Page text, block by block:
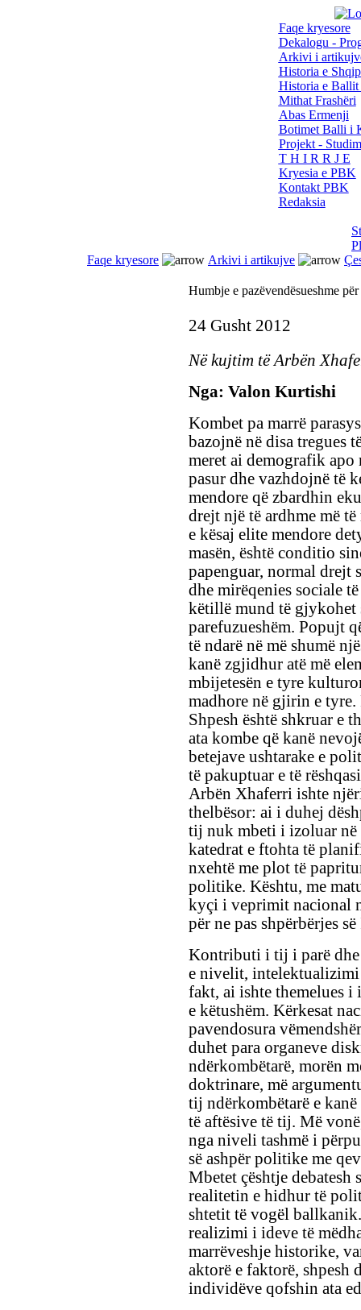
Faqe kryesore
Dekalogu -
Arkivi i
Historia e
Historia e Ballit
Mithat Frashëri
Abas Ermenji
Botimet Balli i
Projekt -
T H I R R J E
Kryesia e PBK
Kontakt PBK
Redaksia
Faqe kryesore
Arkivi i artikujve
Humbje e pazëvendësueshme
24 Gusht 2012
Në kujtim të Arbën
Nga: Valon Kurtishi
Kombet pa marrë
bazojnë në disa tregues
meret ai demografik
pasur dhe vazhdojnë të
mendore që zbardhin
drejt një të ardhme më
e kësaj elite mendore
masën, është conditio
papenguar, normal drejt
dhe mirëqenies sociale
këtillë mund të gjykohet
parefuzueshëm. Popujt
të ndarë në më shumë
kanë zgjidhur atë më
mbijetesën e tyre
madhore në gjirin e tyre.
Shpesh është shkruar e
ata kombe që kanë
betejave ushtarake e
të pakuptuar e të
Arbën Xhaferri ishte
thelbësor: ai i duhej
tij nuk mbeti i izoluar në
katedrat e ftohta të
nxehtë me plot të
politike. Kështu, me
kyçi i veprimit nacional
për ne pas shpërbërjes
Kontributi i tij i parë
e nivelit,
fakt, ai ishte themelues i
e këtushëm. Kërkesat
pavendosura
duhet para organeve
ndërkombëtarë, morën
doktrinare, më
tij ndërkombëtarë e kanë
të aftësive të tij. Më
nga niveli tashmë i
së ashpër politike me
Mbetet çështje
realitetin e hidhur të
shtetit të vogël
realizimi i ideve të
marrëveshje historike,
aktorë e faktorë, shpesh
individëve qofshin ata